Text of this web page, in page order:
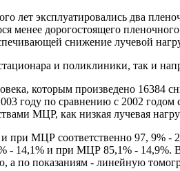
эксплуатировались два
дорогостоящего
снижение лучевой
и поликлиники, так и
которым произведено 16384
году по сравнению с 2002
МЦР, как низкая лучевая
МЦР соответственно 97, 9% -
14,1% и при МЦР 85,1% -
а по показаниям - линейную